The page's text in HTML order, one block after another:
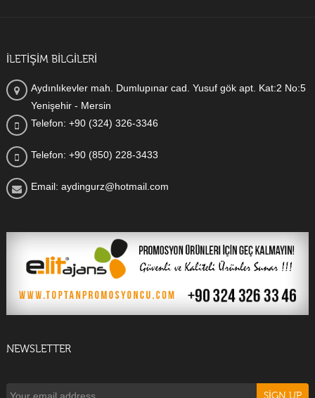
İLETİŞİM BİLGİLERİ
Aydınlıkevler mah. Dumlupınar cad. Yusuf gök apt. Kat:2 No:5
Yenişehir - Mersin
Telefon: +90 (324) 326-3346
Telefon: +90 (850) 228-3433
Email: aydingurz@hotmail.com
NEWSLETTER